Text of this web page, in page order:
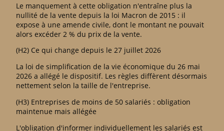
Le manquement à cette obligation n'entraîne plus la
nullité de la vente depuis la loi Macron de 2015 : il
expose à une amende civile, dont le montant ne pouvait
alors excéder 2 % du prix de la vente.
(H2) Ce qui change depuis le 27 juillet 2026
La loi de simplification de la vie économique du 26 mai
2026 a allégé le dispositif. Les règles diffèrent désormais
nettement selon la taille de l'entreprise.
(H3) Entreprises de moins de 50 salariés : obligation
maintenue mais allégée
L'obligation d'informer individuellement les salariés est